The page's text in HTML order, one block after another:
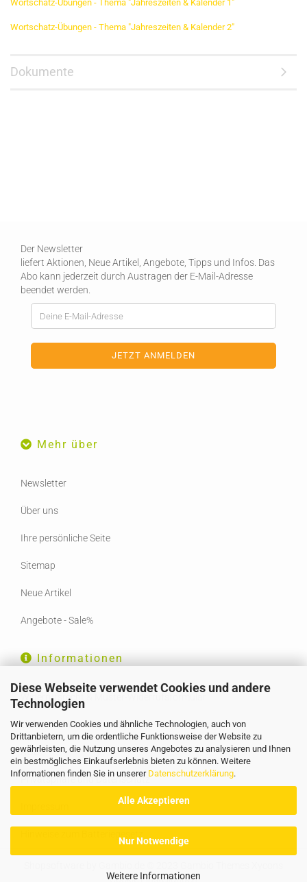
Diese Webseite verwendet Cookies und andere
Technologien
Wir verwenden Cookies und ähnliche Technologien, auch von
Drittanbietern, um die ordentliche Funktionsweise der Website zu
gewährleisten, die Nutzung unseres Angebotes zu analysieren und Ihnen
ein bestmögliches Einkaufserlebnis bieten zu können. Weitere
Informationen finden Sie in unserer Datenschutzerklärung.
Alle Akzeptieren
Nur Notwendige
Weitere Informationen
Wortschatz-Übungen - Thema "Jahreszeiten & Kalender 1"
Wortschatz-Übungen - Thema "Jahreszeiten & Kalender 2"
Dokumente
Der Newsletter
liefert Aktionen, Neue Artikel, Angebote, Tipps und Infos. Das
Abo kann jederzeit durch Austragen der E-Mail-Adresse
beendet werden.
Mehr über
Newsletter
Über uns
Ihre persönliche Seite
Sitemap
Neue Artikel
Angebote - Sale%
Informationen
Widerrufsrecht & Muster-Widerrufsformular
Liefer- und Versandkosten
AGB
Privatsphäre und Datenschutz
Cookie Einstellungen